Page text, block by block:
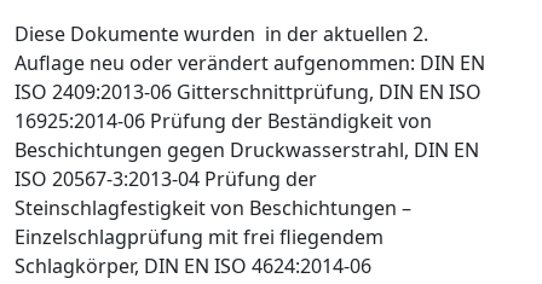
Diese Dokumente wurden in der aktuellen 2.
Auflage neu oder verändert aufgenommen: DIN EN
ISO 2409:2013-06 Gitterschnittprüfung, DIN EN ISO
16925:2014-06 Prüfung der Beständigkeit von
Beschichtungen gegen Druckwasserstrahl, DIN EN
ISO 20567-3:2013-04 Prüfung der
Steinschlagfestigkeit von Beschichtungen –
Einzelschlagprüfung mit frei fliegendem
Schlagkörper, DIN EN ISO 4624:2014-06